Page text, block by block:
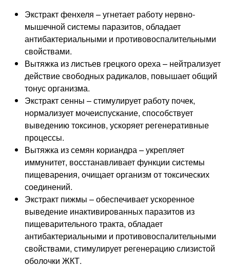
Экстракт фенхеля – угнетает работу нервно-
мышечной системы паразитов, обладает
антибактериальными и противовоспалительными
свойствами.
Вытяжка из листьев грецкого ореха – нейтрализует
действие свободных радикалов, повышает общий
тонус организма.
Экстракт сенны – стимулирует работу почек,
нормализует мочеиспускание, способствует
выведению токсинов, ускоряет регенеративные
процессы.
Вытяжка из семян кориандра – укрепляет
иммунитет, восстанавливает функции системы
пищеварения, очищает организм от токсических
соединений.
Экстракт пижмы – обеспечивает ускоренное
выведение инактивированных паразитов из
пищеварительного тракта, обладает
антибактериальными и противовоспалительными
свойствами, стимулирует регенерацию слизистой
оболочки ЖКТ.